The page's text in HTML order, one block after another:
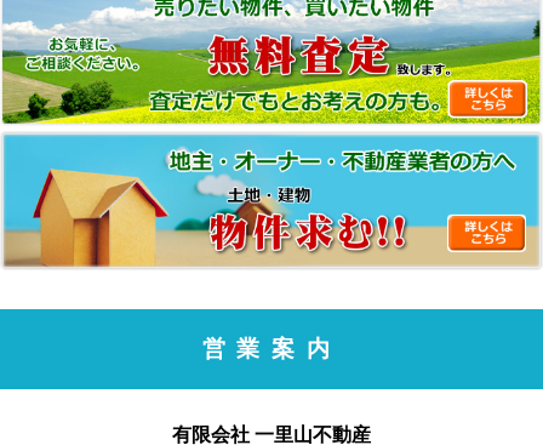
営業案内
有限会社 一里山不動産